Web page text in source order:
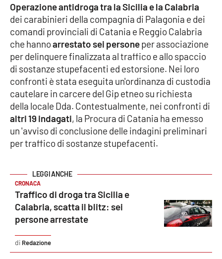
Editoriali
VIDEO
Ambiente
Cronaca
Cultura
Economia e Lavoro
Sanità
Società
Sport
Operazione antidroga tra la Sicilia e la Calabria
dei carabinieri della compagnia di Palagonia e dei
comandi provinciali di Catania e Reggio Calabria
che hannoarrestato sei personeper associazione
per delinquere finalizzata al traffico e allo spaccio
di sostanze stupefacenti ed estorsione. Nei loro
confronti è stata eseguita un'ordinanza di custodia
cautelare in carcere del Gip etneo su richiesta
della locale Dda. Contestualmente, nei confronti di
altri 19 indagati, la Procura di Catania ha emesso
un 'avviso di conclusione delle indagini preliminari
per traffico di sostanze stupefacenti.
CRONACA
Traffico di droga tra Sicilia e
Calabria, scatta il blitz: sei
persone arrestate
Redazione